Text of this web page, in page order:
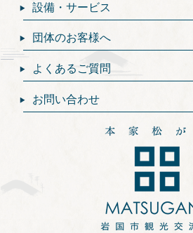
設備・サービス
団体のお客様へ
よくあるご質問
お問い合わせ